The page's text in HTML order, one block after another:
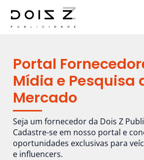
Portal
Mídia e Pesquisa
Mercado
Seja um fornecedor da Dois Z
Cadastre-se em nosso portal e
oportunidades exclusivas para
e influencers.